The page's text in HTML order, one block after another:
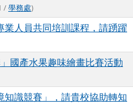
/學務處)
業人員共同培訓課程，請踴躍
國產水果趣味繪畫比賽活動
知識競賽」，請貴校協助轉知